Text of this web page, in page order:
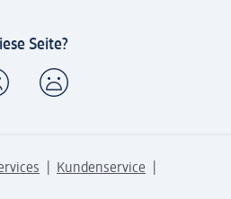
Seite?
Kundenservice